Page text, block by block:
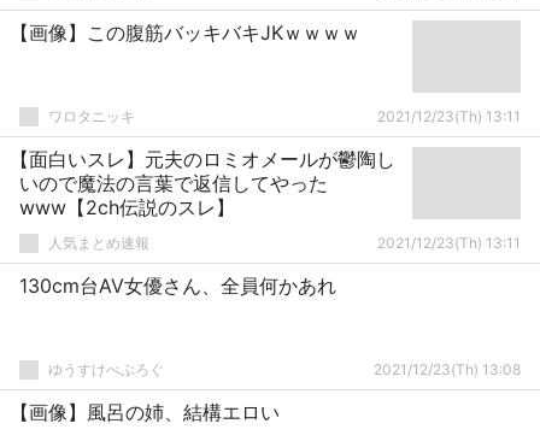
【画像】この腹筋バッキバキJKｗｗｗｗ
ワロタニッキ 2021/12/23(Th) 13:11
【面白いスレ】元夫のロミオメールが鬱陶し
いので魔法の言葉で返信してやった
www【2ch伝説のスレ】
人気まとめ速報 2021/12/23(Th) 13:11
130cm台AV女優さん、全員何かあれ
ゆうすけべぶろぐ 2021/12/23(Th) 13:08
【画像】風呂の姉、結構エロい